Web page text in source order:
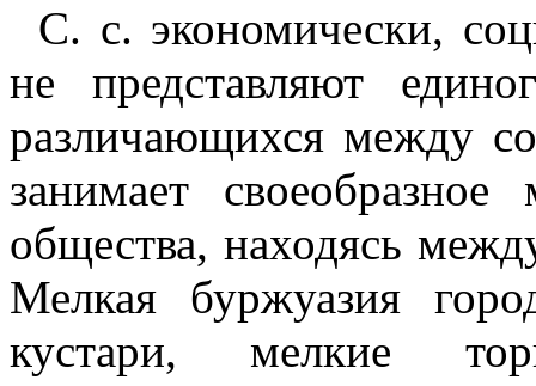
С. с. экономически,
не представляют
различающихся между
занимает
общества, находясь
Мелкая буржуазия
кустари, мелкие